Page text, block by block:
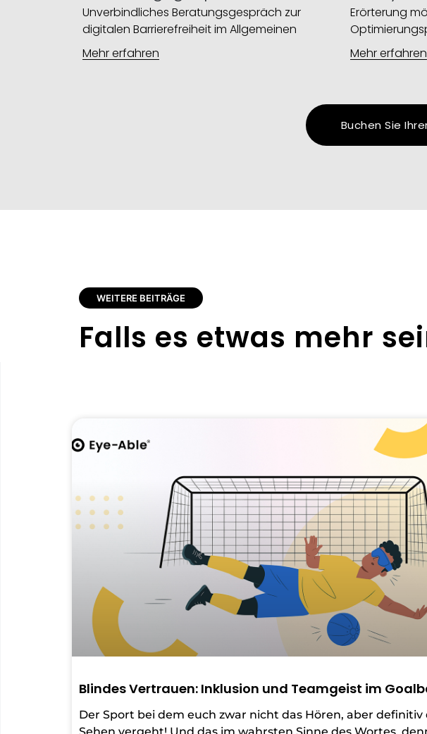
Unverbindliches Beratungsgespräch zur
digitalen Barrierefreiheit im Allgemeinen
Mehr erfahren
Erörterung
Mehr erfahren
Buchen Sie
WEITERE BEITRÄGE
Falls es etwas mehr
Blindes Vertrauen: Inklusion und Teamgeist im
Der Sport bei dem euch zwar nicht das Hören, aber definitiv